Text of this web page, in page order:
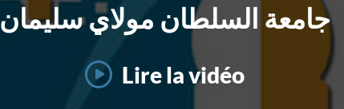
جامعة السلطان مولاي سليمان
Lire la vidéo